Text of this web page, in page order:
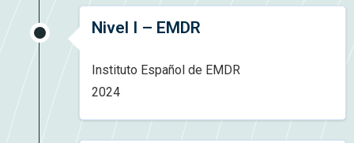
Nivel I – EMDR
Instituto Español de EMDR
2024